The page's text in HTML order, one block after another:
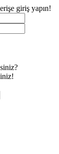
giriş yapın!